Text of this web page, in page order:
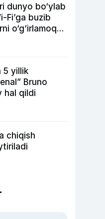
dunyo bo‘ylab
Fi’ga buzib
o‘g‘irlamoqda
5 yillik
Bruno
hal qildi
chiqish